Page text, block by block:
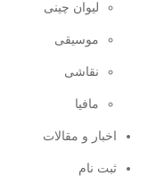
لیوان چینی
موسیقی
نقاشی
مافیا
اخبار و مقالات
ثبت نام